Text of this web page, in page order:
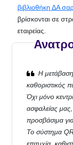
βιβλιοθήκη ΔΑ
βρίσκονται σε
εταιρείας.
Η
καθοριστικός
Όχι μόνο
ασφαλείας
προσβάσιμα
Το σύστημα